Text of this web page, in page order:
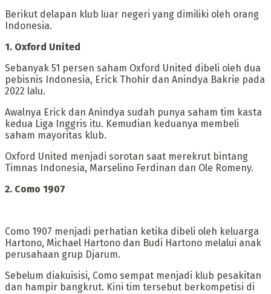
‎Berikut delapan klub luar negeri yang dimiliki oleh orang
Indonesia.
‎1. Oxford United
‎Sebanyak 51 persen saham Oxford United dibeli oleh dua
pebisnis Indonesia, Erick Thohir dan Anindya Bakrie pada
2022 lalu.
‎Awalnya Erick dan Anindya sudah punya saham tim kasta
kedua Liga Inggris itu. Kemudian keduanya membeli
saham mayoritas klub.
‎Oxford United menjadi sorotan saat merekrut bintang
Timnas Indonesia, Marselino Ferdinan dan Ole Romeny.
‎2. Como 1907
‎Como 1907 menjadi perhatian ketika dibeli oleh keluarga
Hartono, Michael Hartono dan Budi Hartono melalui anak
perusahaan grup Djarum.
‎Sebelum diakuisisi, Como sempat menjadi klub pesakitan
dan hampir bangkrut. Kini tim tersebut berkompetisi di